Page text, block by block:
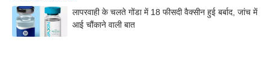
लापरवाही के चलते गोंडा में 18 फीसदी वैक्सीन हुई बर्बाद, जांच में
आई चौंकाने वाली बात